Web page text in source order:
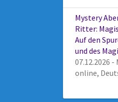
Mystery
Ritter:
Auf den
und des
07.12.2026
online,